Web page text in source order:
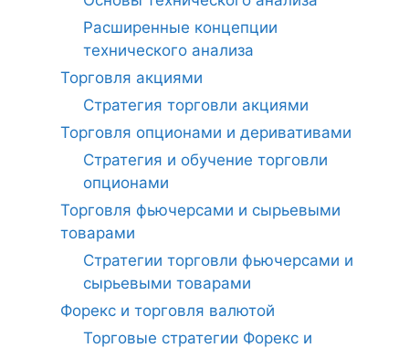
Расширенные концепции
технического анализа
Торговля акциями
Стратегия торговли акциями
Торговля опционами и деривативами
Стратегия и обучение торговли
опционами
Торговля фьючерсами и сырьевыми
товарами
Стратегии торговли фьючерсами и
сырьевыми товарами
Форекс и торговля валютой
Торговые стратегии Форекс и